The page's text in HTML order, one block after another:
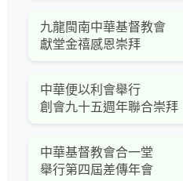
九龍閩南中華基督教會
獻堂金禧感恩崇拜
中華便以利會舉行
創會九十五週年聯合崇拜
中華基督教會合一堂
舉行第四屆差傳年會